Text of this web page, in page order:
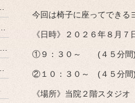
今回は椅子に座ってできる
《日時》２０２６年８月７
①９：３０～ (４５分間
②１０：３０～ (４５分間
《場所》当院２階スタジオ